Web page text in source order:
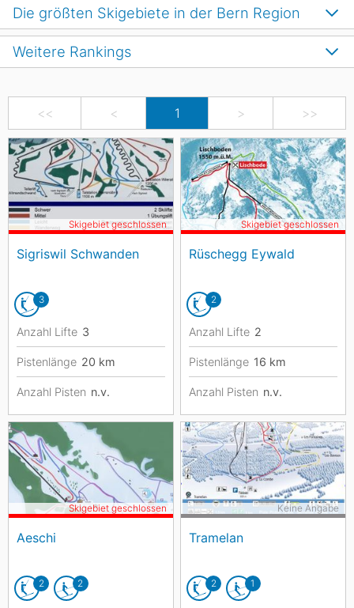
<< < 1 > >>
Sigriswil Schwanden
Skigebiet geschlossen
3
Anzahl Lifte 3
Pistenlänge 20 km
Anzahl Pisten n.v.
Rüschegg Eywald
Skigebiet geschlossen
2
Anzahl Lifte 2
Pistenlänge 16 km
Anzahl Pisten n.v.
Aeschi
Skigebiet geschlossen
2 2
Tramelan
Keine Angabe
2 1
Weitere Rankings
Die größten Skigebiete in der Bern Region